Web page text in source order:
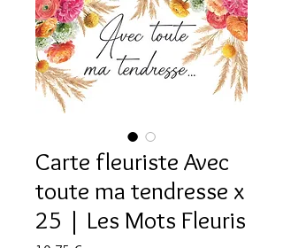
Carte fleuriste Avec
toute ma tendresse x
25 | Les Mots Fleuris